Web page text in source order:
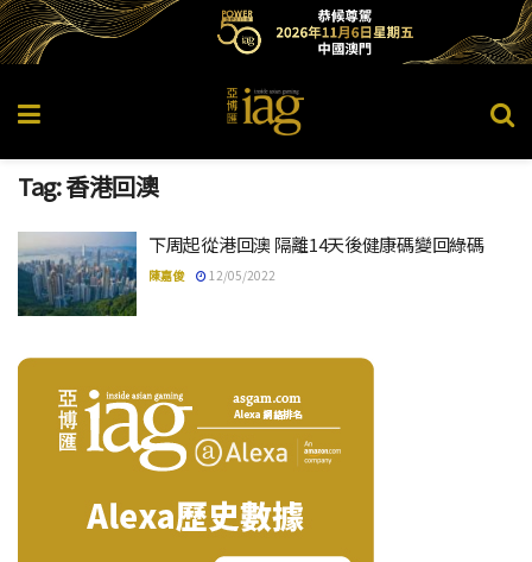
Tag:香港回澳
下周起從港回澳 隔離14天後健康碼變回綠碼
陳嘉俊 12/05/2022